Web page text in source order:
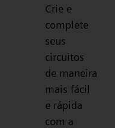
Crie e
complete
seus
circuitos
de maneira
mais fácil
e rápida
com a